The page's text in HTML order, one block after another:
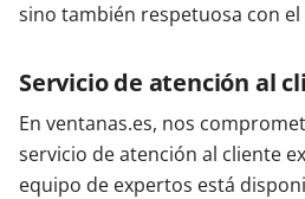
sino también respetuosa con
Servicio de atención al
En ventanas.es, nos
servicio de atención al cliente
equipo de expertos está